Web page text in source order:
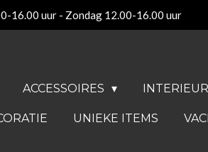
16.00 uur - Zondag 12.00-16.00 uur
ACCESSOIRES
UNIEKE ITEMS